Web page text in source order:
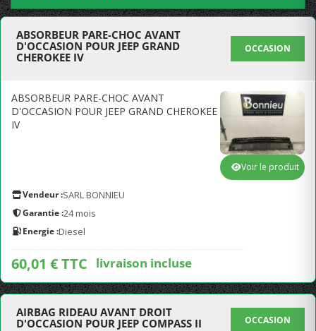
ABSORBEUR PARE-CHOC AVANT
D'OCCASION POUR JEEP GRAND
CHEROKEE IV
OCCASION
ABSORBEUR PARE-CHOC AVANT
D'OCCASION POUR JEEP GRAND CHEROKEE
IV
Vendeur :SARL BONNIEU
Garantie :24 mois
Energie :Diesel
60,01 € TTC livraison incluse
Voir le produit
AIRBAG RIDEAU AVANT DROIT
D'OCCASION POUR JEEP COMPASS II
OCCASION